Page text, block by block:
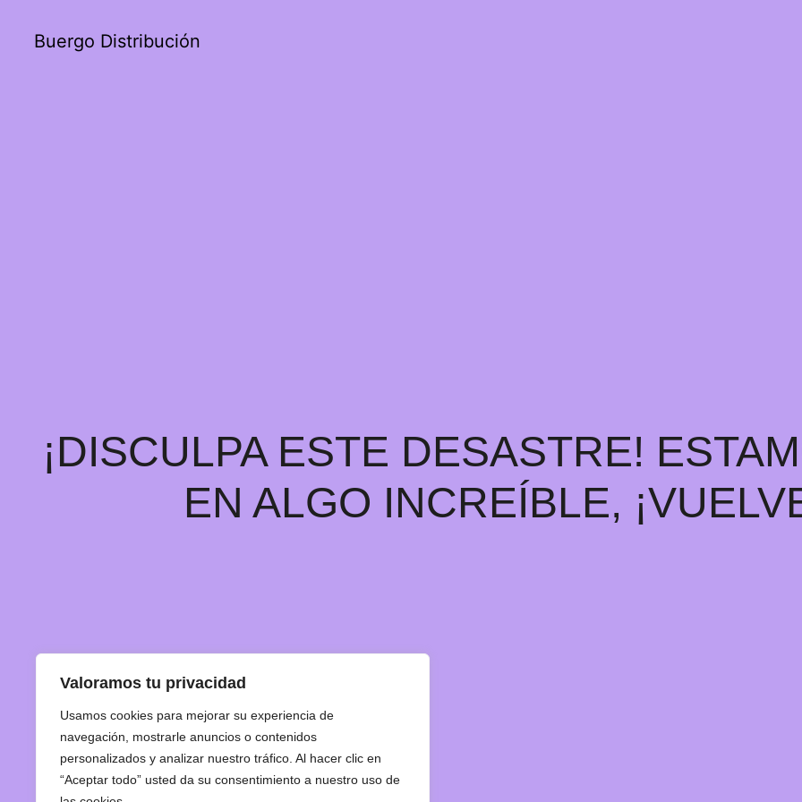
Valoramos tu privacidad
Usamos cookies para mejorar su experiencia de
navegación, mostrarle anuncios o contenidos
personalizados y analizar nuestro tráfico. Al hacer clic en
“Aceptar todo” usted da su consentimiento a nuestro uso de
Buergo Distribución
¡DISCULPA ESTE DESASTRE!
EN ALGO INCREÍBLE,